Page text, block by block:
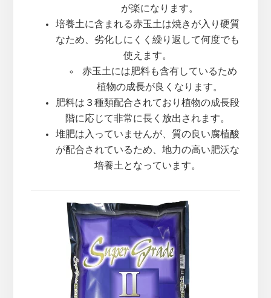
が楽になります。
培養土に含まれる赤玉土は焼きが入り硬質
なため、劣化しにくく繰り返して何度でも
使えます。
赤玉土には肥料も含有しているため
植物の成長が良くなります。
肥料は３種類配合されており植物の成長段
階に応じて非常に長く放出されます。
堆肥は入っていませんが、質の良い腐植酸
が配合されているため、地力の高い肥沃な
培養土となっています。